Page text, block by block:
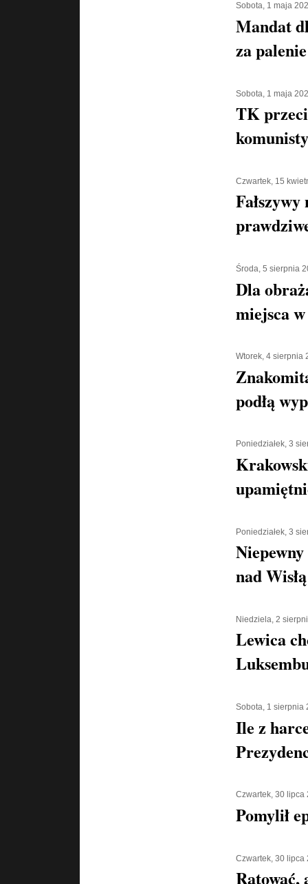
Sobota, 1 maja
Mandat
za
Sobota, 1 maja
TK
Czwartek, 15
Środa, 5 sierpnia
Dla
miejsca
Wtorek, 4 sierpnia
podłą
Poniedziałek, 3
Poniedziałek, 3
nad Wisłą
Niedziela, 2
Lewica
Sobota, 1 sierpnia
Ile z
Czwartek, 30 lipca
Pomylił
Czwartek, 30 lipca
Ratować,